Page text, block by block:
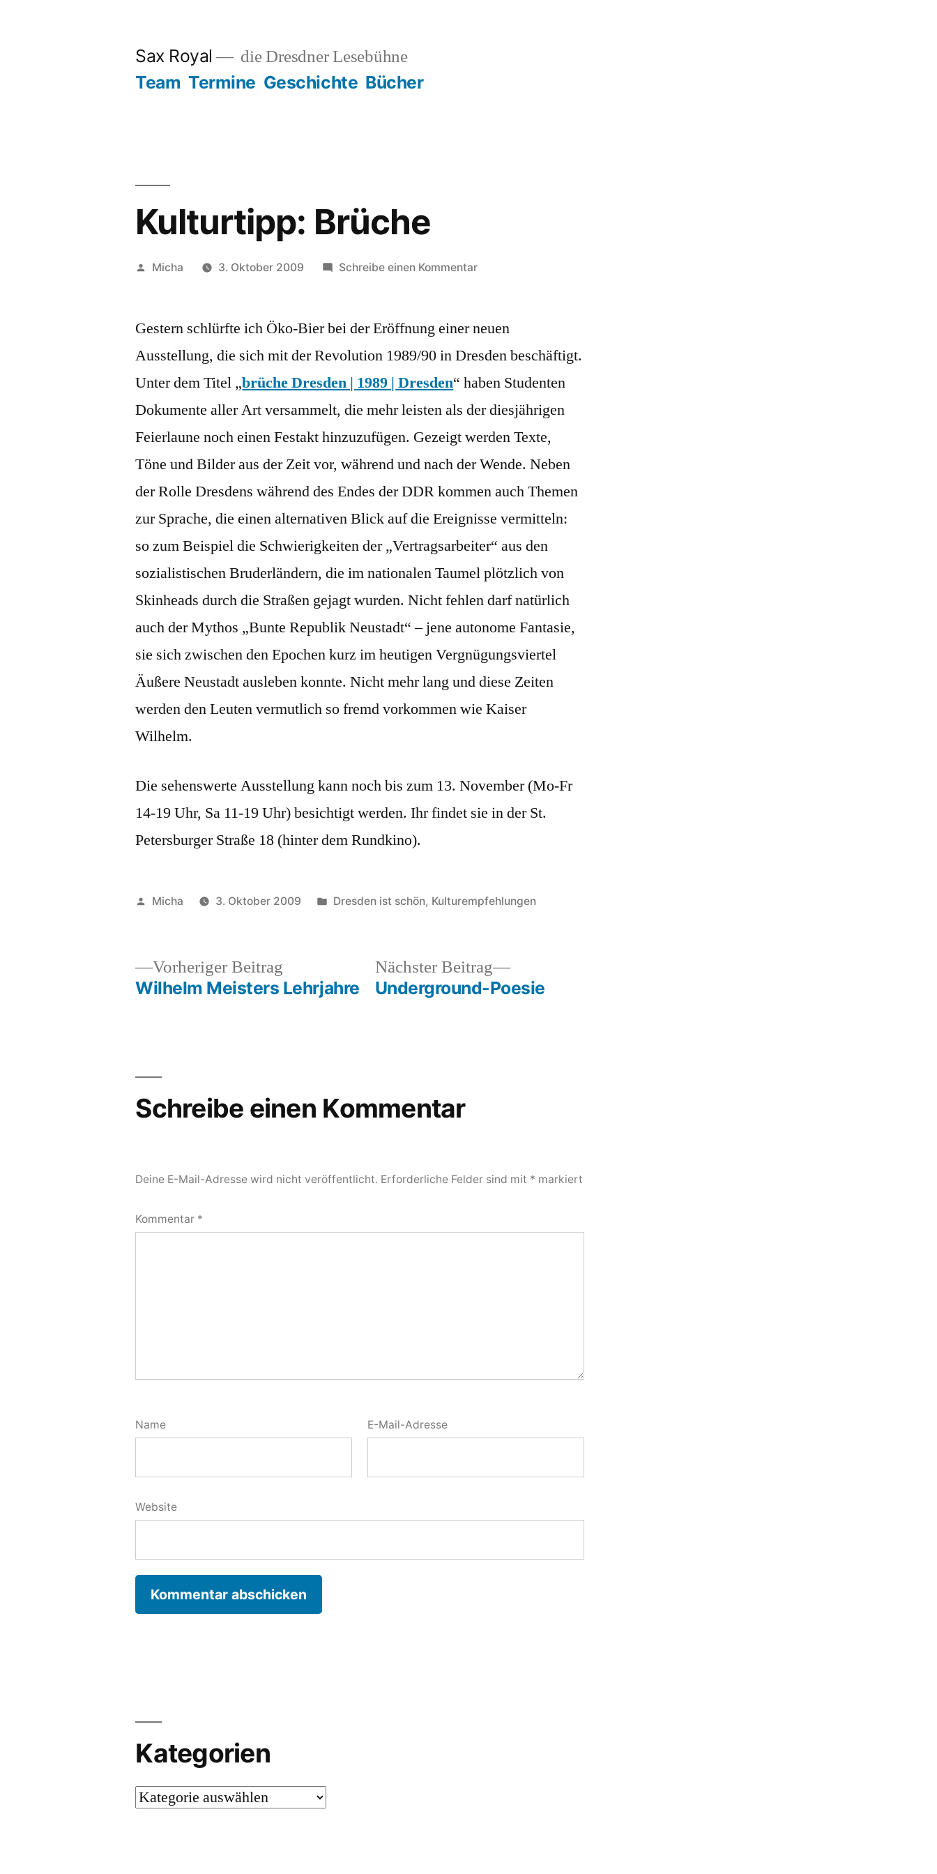
Sax Royal die Dresdner Lesebühne
Team Termine Geschichte Bücher
Kulturtipp: Brüche
Veröffentlicht
Micha 3. Oktober 2009 Schreibe einen Kommentarzu
Gestern schlürfte ich Öko-Bier bei der Eröffnung einer neuen
Ausstellung, die sich mit der Revolution 1989/90 in Dresden beschäftigt.
Unter dem Titel „brüche Dresden | 1989 | Dresden“ haben Studenten
Dokumente aller Art versammelt, die mehr leisten als der diesjährigen
Feierlaune noch einen Festakt hinzuzufügen. Gezeigt werden Texte,
Töne und Bilder aus der Zeit vor, während und nach der Wende. Neben
der Rolle Dresdens während des Endes der DDR kommen auch Themen
zur Sprache, die einen alternativen Blick auf die Ereignisse vermitteln:
so zum Beispiel die Schwierigkeiten der „Vertragsarbeiter“ aus den
sozialistischen Bruderländern, die im nationalen Taumel plötzlich von
Skinheads durch die Straßen gejagt wurden. Nicht fehlen darf natürlich
auch der Mythos „Bunte Republik Neustadt“ – jene autonome Fantasie,
sie sich zwischen den Epochen kurz im heutigen Vergnügungsviertel
Äußere Neustadt ausleben konnte. Nicht mehr lang und diese Zeiten
werden den Leuten vermutlich so fremd vorkommen wie Kaiser
Wilhelm.
Die sehenswerte Ausstellung kann noch bis zum 13. November (Mo-Fr
14-19 Uhr, Sa 11-19 Uhr) besichtigt werden. Ihr findet sie in der St.
Petersburger Straße 18 (hinter dem Rundkino).
Veröffentlicht
Micha 3. Oktober 2009
Veröffentlicht
Dresden ist schön, Kulturempfehlungen
Beitragsnavigation
Vorheriger Beitrag
Beitrag:
Wilhelm Meisters Lehrjahre
Nächster Beitrag
Nächster
Beitrag:
Underground-Poesie
Schreibe einen Kommentar
Deine E-Mail-Adresse wird nicht veröffentlicht. Erforderliche Felder sind mit * markiert
Kommentar *
Name E-Mail-Adresse
Website
Kategorien
Kategorien